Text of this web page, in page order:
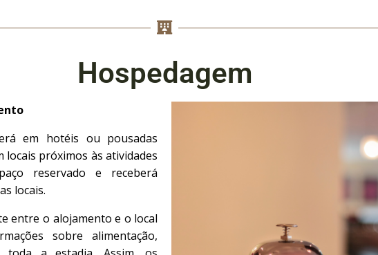
Hospedagem
em hotéis ou pousadas
próximos às atividades
reservado e receberá
locais.
entre o alojamento e o local
sobre alimentação,